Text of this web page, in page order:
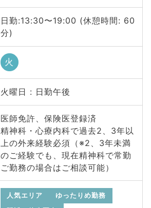
日勤:13:30〜19:00 (休憩時間: 60
分)
火
火曜日 : 日勤午後
医師免許、保険医登録済
精神科・心療内科で過去2、3年以
上の外来経験必須（※2、3年未満
のご経験でも、現在精神科で常勤
ご勤務の場合はご相談可能）
人気エリア
ゆったりめ勤務